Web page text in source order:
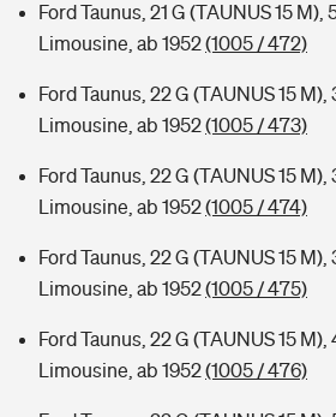
Ford Taunus, 21 G (TAUNUS 15 M),
Limousine, ab 1952(1005 / 472)
Ford Taunus, 22 G (TAUNUS 15 M),
Limousine, ab 1952(1005 / 473)
Ford Taunus, 22 G (TAUNUS 15 M),
Limousine, ab 1952(1005 / 474)
Ford Taunus, 22 G (TAUNUS 15 M),
Limousine, ab 1952(1005 / 475)
Ford Taunus, 22 G (TAUNUS 15 M),
Limousine, ab 1952(1005 / 476)